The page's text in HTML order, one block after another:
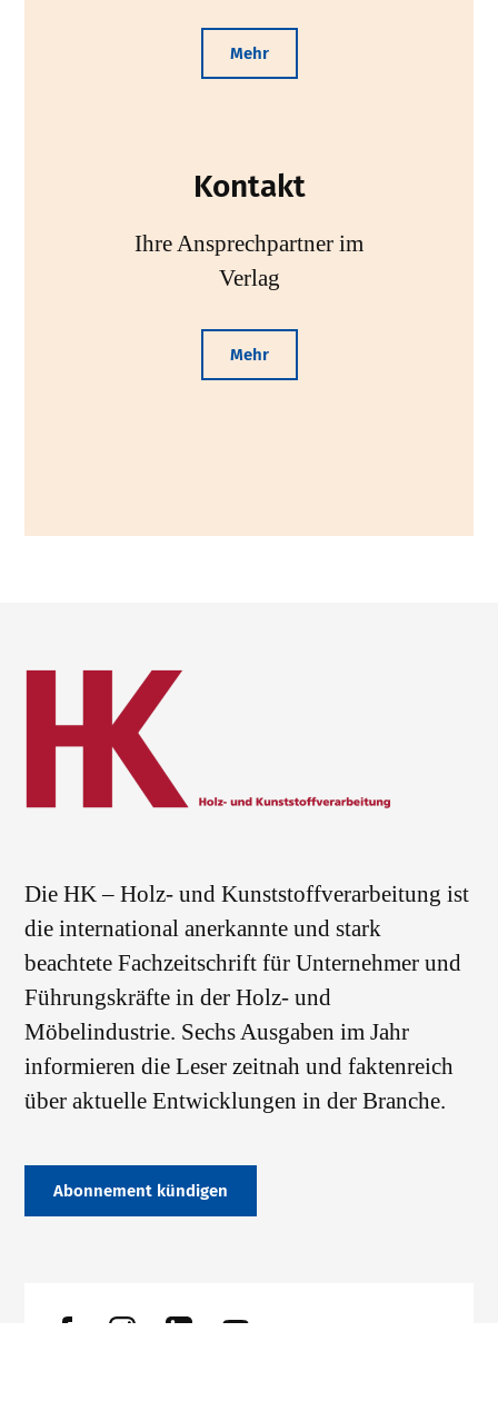
Mehr
Kontakt
Ihre Ansprechpartner im
Verlag
Mehr
Die HK – Holz- und Kunststoffverarbeitung ist
die international anerkannte und stark
beachtete Fachzeitschrift für Unternehmer und
Führungskräfte in der Holz- und
Möbelindustrie. Sechs Ausgaben im Jahr
informieren die Leser zeitnah und faktenreich
über aktuelle Entwicklungen in der Branche.
Abonnement kündigen